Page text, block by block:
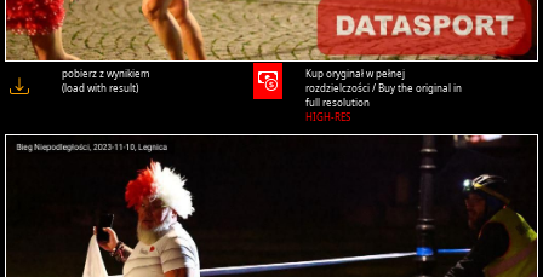
pobierz z wynikiem
(load with result)
Kup oryginał w pełnej
rozdzielczości / Buy the original in
full resolution
HIGH-RES